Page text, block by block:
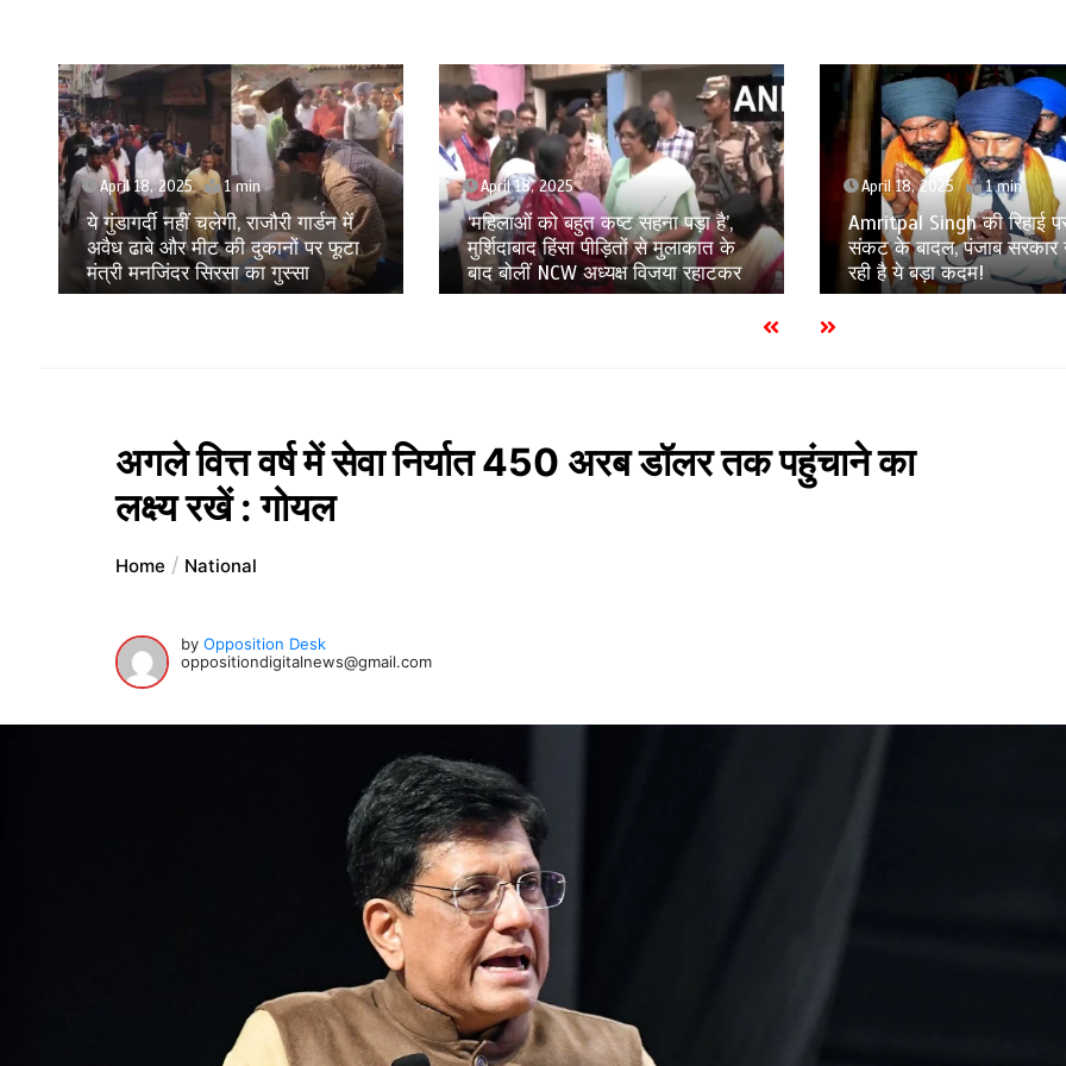
April 18, 2025 1 min
ये गुंडागर्दी नहीं चलेगी, राजौरी गार्डन में
अवैध ढाबे और मीट की दुकानों पर फूटा
मंत्री मनजिंदर सिरसा का गुस्सा
April 18, 2025
‘महिलाओं को बहुत कष्ट सहना पड़ा है’,
मुर्शिदाबाद हिंसा पीड़ितों से मुलाकात के
बाद बोलीं NCW अध्यक्ष विजया रहाटकर
April 18, 2025 1 min
Amritpal Singh की रिहाई
संकट के बादल, पंजाब सरकार
रही है ये बड़ा कदम!
अगले वित्त वर्ष में सेवा निर्यात 450 अरब डॉलर तक पहुंचाने का
लक्ष्य रखें : गोयल
Home National
by Opposition Desk
oppositiondigitalnews@gmail.com